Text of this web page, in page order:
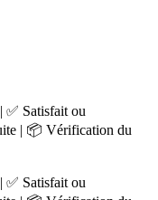
✅ Satisfait ou
| 📦 Vérification du
✅ Satisfait ou